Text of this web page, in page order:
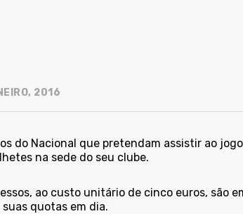
2016
do Nacional que pretendam assistir ao
na sede do seu clube.
ao custo unitário de cinco euros, são
suas quotas em dia.